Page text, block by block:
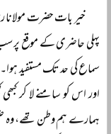
خیر بات حضرت مولانا
پہلی حاضری کے موقع
سماع کی حد تک مستفید
اور اس کو سامنے لا کر
ہمارے ہم وطن تھے، وہ